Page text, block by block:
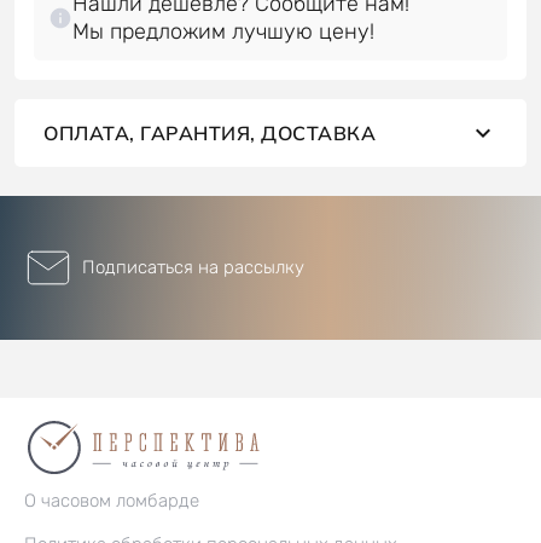
Мы предложим лучшую цену!
ОПЛАТА, ГАРАНТИЯ, ДОСТАВКА
Подписаться на рассылку
О часовом ломбарде